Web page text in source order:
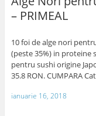
– PRIMEAL
10 foi de alge nori
(peste 35%) in proteine
pentru sushi origine
35.8 RON. CUMPARA
ianuarie 16, 2018